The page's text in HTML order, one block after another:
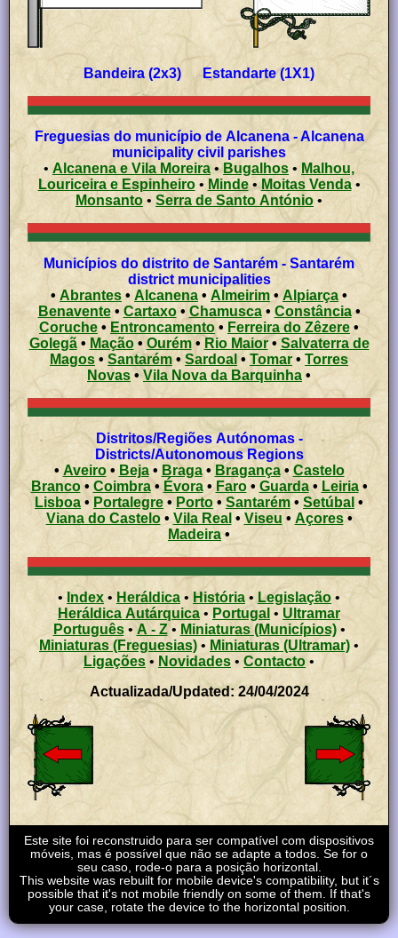
Bandeira (2x3) Estandarte (1X1)
Freguesias do município de Alcanena - Alcanena
municipality civil parishes
• Alcanena e Vila Moreira• Bugalhos • Malhou,
Louriceira e Espinheiro• Minde•Moitas Venda•
Monsanto • Serra de Santo António •
Municípios do distrito de Santarém - Santarém
district municipalities
• Abrantes • Alcanena • Almeirim • Alpiarça •
Benavente• Cartaxo• Chamusca• Constância•
Coruche • Entroncamento • Ferreira do Zêzere •
Golegã• Mação• Ourém• Rio Maior• Salvaterra de
Magos • Santarém • Sardoal • Tomar • Torres
Novas • Vila Nova da Barquinha •
Distritos/Regiões Autónomas -
Districts/Autonomous Regions
• Aveiro• Beja• Braga• Bragança•Castelo
Branco• Coimbra• Évora• Faro• Guarda• Leiria•
Lisboa • Portalegre • Porto •Santarém• Setúbal •
Viana do Castelo• Vila Real • Viseu • Açores •
Madeira •
•Index •Heráldica • História • Legislação •
Heráldica Autárquica • Portugal • Ultramar
Português• A - Z• Miniaturas (Municípios)•
Miniaturas (Freguesias) • Miniaturas (Ultramar) •
Ligações • Novidades • Contacto •
Actualizada/Updated: 24/04/2024
Este site foi reconstruido para ser compatível com dispositivos
móveis, mas é possível que não se adapte a todos. Se for o
seu caso, rode-o para a posição horizontal.
This website was rebuilt for mobile device's compatibility, but it´s
possible that it's not mobile friendly on some of them. If that's
your case, rotate the device to the horizontal position.